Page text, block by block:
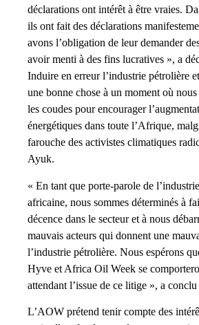
déclarations ont intérêt à être vraies.
ils ont fait des déclarations
avons l’obligation de leur demander
avoir menti à des fins lucratives », a
Induire en erreur l’industrie pétrolière
une bonne chose à un moment où
les coudes pour encourager
énergétiques dans toute l’Afrique,
farouche des activistes climatiques
Ayuk.
« En tant que porte-parole de
africaine, nous sommes déterminés à
décence dans le secteur et à nous
mauvais acteurs qui donnent une
l’industrie pétrolière. Nous espérons
Hyve et Africa Oil Week se
attendant l’issue de ce litige », a
L’AOW prétend tenir compte des